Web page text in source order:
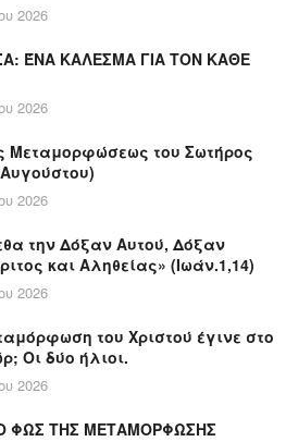
2026
ΈΝΑ ΚΑΛΕΣΜΑ ΓΙΑ ΤΟΝ ΚΑΘΕ
2026
Μεταμορφώσεως του Σωτήρος
2026
την Δόξαν Αυτού, Δόξαν
και Αληθείας» (Ιωάν.1,14)
2026
του Χριστού έγινε στο
Οι δύο ήλιοι.
2026
ΦΩΣ ΤΗΣ ΜΕΤΑΜΟΡΦΩΣΗΣ